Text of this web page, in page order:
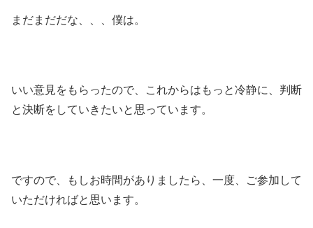
まだまだだな、、、僕は。
いい意見をもらったので、これからはもっと冷静に、判断
と決断をしていきたいと思っています。
ですので、もしお時間がありましたら、一度、ご参加して
いただければと思います。